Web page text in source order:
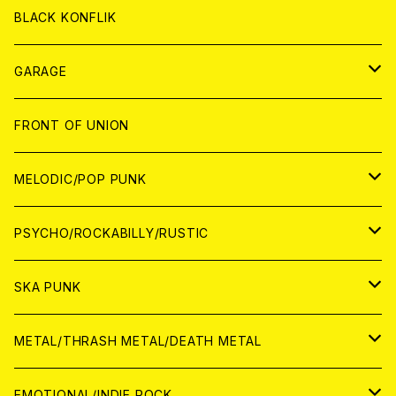
ANALOG
ANALOG
CD
ANALOG
BLACK KONFLIK
GARAGE
JAPAN
アナログ
CD
WORLD
アナログ
CD
FRONT OF UNION
MELODIC/POP PUNK
JAPAN
CD
ANALOG
WORLD
CD
ANALOG
PSYCHO/ROCKABILLY/RUSTIC
JAPAN
CD
ANALOG
WORLD
CD
SKA PUNK
JAPAN
CD
METAL/THRASH METAL/DEATH METAL